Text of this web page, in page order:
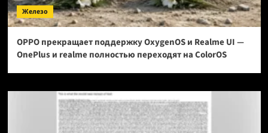
Железо
OPPO прекращает поддержку OxygenOS и Realme UI —
OnePlus и realme полностью переходят на ColorOS